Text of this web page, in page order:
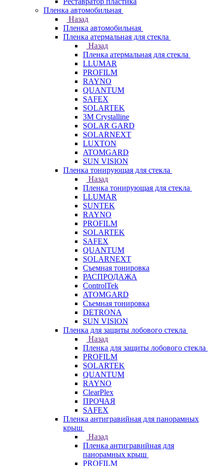
Пленка автомобильная
Назад
Пленка автомобильная
Пленка атермальная для стекла
Назад
Пленка атермальная для стекла
LLUMAR
PROFILM
RAYNO
QUANTUM
SAFEX
SOLARTEK
3M Crystalline
SOLAR GARD
SOLARNEXT
LUXTON
ATOMGARD
SUN VISION
Пленка тонирующая для стекла
Назад
Пленка тонирующая для стекла
LLUMAR
SUNTEK
RAYNO
PROFILM
SOLARTEK
SAFEX
QUANTUM
SOLARNEXT
Съемная тонировка
РАСПРОДАЖА
ControlTek
ATOMGARD
Съемная тонировка
DETRONA
SUN VISION
Пленка для защиты лобового стекла
Назад
Пленка для защиты лобового стекла
PROFILM
SOLARTEK
QUANTUM
RAYNO
ClearPlex
ПРОЧАЯ
SAFEX
Пленка антигравийная для панорамных
крыш
Назад
Пленка антигравийная для
панорамных крыш
PROFILM